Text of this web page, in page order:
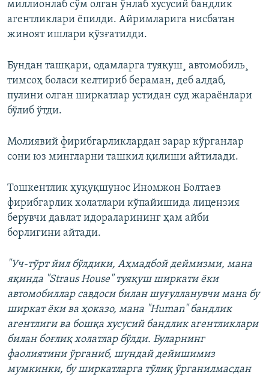
миллионлаб сўм олган ўнлаб хусусий бандлик
агентликлари ёпилди. Айримларига нисбатан
жиноят ишлари қўзғатилди.
Бундан ташқари, одамларга туяқуш¸ автомобиль¸
тимсоҳ боласи келтириб бераман, деб алдаб,
пулини олган ширкатлар устидан суд жараёнлари
бўлиб ўтди.
Молиявий фирибгарликлардан зарар кўрганлар
сони юз мингларни ташкил қилиши айтилади.
Тошкентлик ҳуқуқшунос Иномжон Болтаев
фирибгарлик холатлари кўпайишида лицензия
берувчи давлат идораларининг ҳам айби
борлигини айтади.
"Уч-тўрт йил бўлдики, Аҳмадбой деймизми, мана
яқинда "Straus House" туяқуш ширкати ёки
автомобиллар савдоси билан шуғулланувчи мана бу
ширкат ёки ва ҳоказо, мана "Human" бандлик
агентлиги ва бошқа хусусий бандлик агентликлари
билан боғлиқ холатлар бўлди. Буларнинг
фаолиятини ўрганиб, шундай дейишимиз
мумкинки, бу ширкатларга тўлиқ ўрганилмасдан